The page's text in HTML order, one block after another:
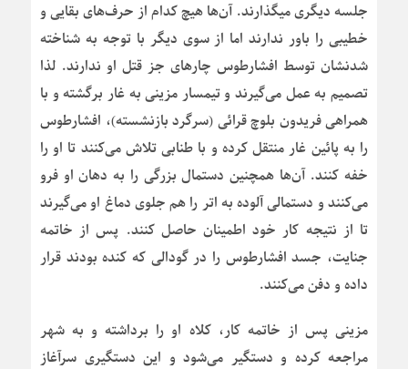
جلسه دیگری میگذارند. آن‌ها هیچ کدام از حرف‌های بقایی و
خطیبی را باور ندارند اما از سوی دیگر با توجه به شناخته
شدنشان توسط افشارطوس چارهای جز قتل او ندارند. لذا
تصمیم به عمل می‌گیرند و تیمسار مزینی به غار برگشته و با
همراهی فریدون بلوچ قرائی (سرگرد بازنشسته)، افشارطوس
را به پائین غار منتقل کرده و با طنابی تلاش می‌کنند تا او را
خفه کنند. آن‌ها همچنین دستمال بزرگی را به دهان او فرو
می‌کنند و دستمالی آلوده به اتر را هم جلوی دماغ او می‌گیرند
تا از نتیجه کار خود اطمینان حاصل کنند. پس از خاتمه
جنایت، جسد افشارطوس را در گودالی که کنده بودند قرار
داده و دفن می‌کنند.
مزینی پس از خاتمه کار، کلاه او را برداشته و به شهر
مراجعه کرده و دستگیر می‌شود و این دستگیری سرآغاز